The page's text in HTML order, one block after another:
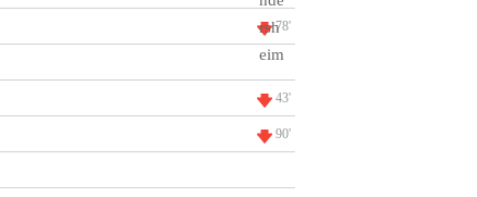
78'
43'
90'